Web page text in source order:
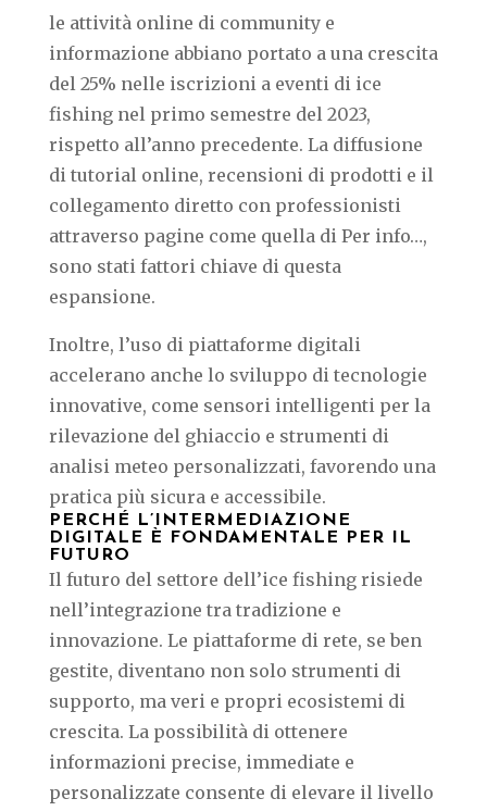
le attività online di community e
informazione abbiano portato a una crescita
del 25% nelle iscrizioni a eventi di ice
fishing nel primo semestre del 2023,
rispetto all’anno precedente. La diffusione
di tutorial online, recensioni di prodotti e il
collegamento diretto con professionisti
attraverso pagine come quella di Per info…,
sono stati fattori chiave di questa
espansione.
Inoltre, l’uso di piattaforme digitali
accelerano anche lo sviluppo di tecnologie
innovative, come sensori intelligenti per la
rilevazione del ghiaccio e strumenti di
analisi meteo personalizzati, favorendo una
pratica più sicura e accessibile.
PERCHÉ L’INTERMEDIAZIONE
DIGITALE È FONDAMENTALE PER IL
FUTURO
Il futuro del settore dell’ice fishing risiede
nell’integrazione tra tradizione e
innovazione. Le piattaforme di rete, se ben
gestite, diventano non solo strumenti di
supporto, ma veri e propri ecosistemi di
crescita. La possibilità di ottenere
informazioni precise, immediate e
personalizzate consente di elevare il livello